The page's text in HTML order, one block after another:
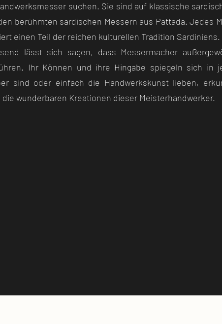
suchen. Sie sind auf klassische
berühmten sardischen Messern aus Pattada. Jedes
einen Teil der reichen kulturellen Tradition Sardiniens.
lässt sich sagen, dass Messermacher
Ihr Können und ihre Hingabe spiegeln sich in
sind oder einfach die Handwerkskunst lieben,
wunderbaren Kreationen dieser Meisterhandwerker.